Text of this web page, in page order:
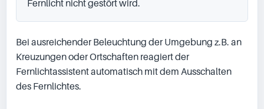
Fernlicht nicht gestört wird.
Bei ausreichender Beleuchtung der Umgebung z.B. an
Kreuzungen oder Ortschaften reagiert der
Fernlichtassistent automatisch mit dem Ausschalten
des Fernlichtes.